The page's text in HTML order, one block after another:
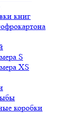
книг
S
XS
коробки